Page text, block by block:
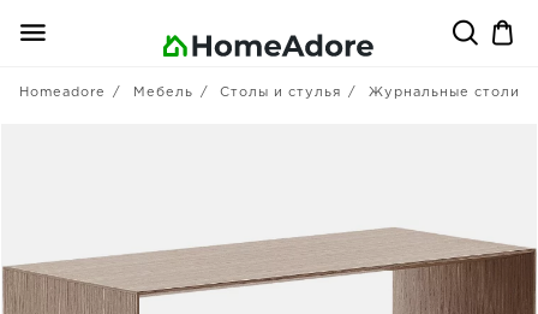
Homeadore Мебель Столы и стулья Журнальные столики